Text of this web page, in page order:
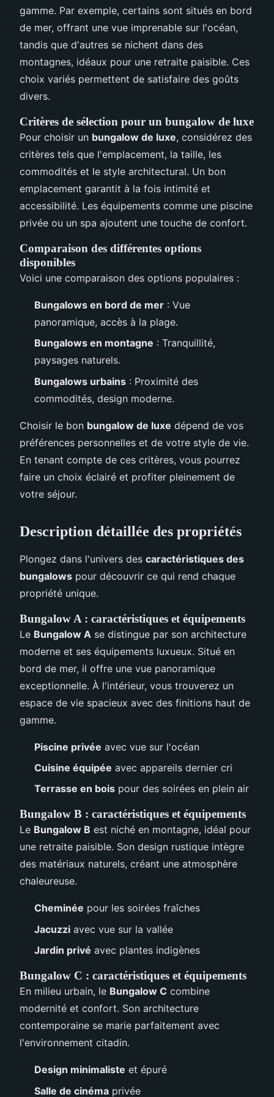
gamme. Par exemple, certains sont situés en bord
de mer, offrant une vue imprenable sur l'océan,
tandis que d'autres se nichent dans des
montagnes, idéaux pour une retraite paisible. Ces
choix variés permettent de satisfaire des goûts
divers.
Critères de sélection pour un bungalow de luxe
Pour choisir un bungalow de luxe, considérez des
critères tels que l'emplacement, la taille, les
commodités et le style architectural. Un bon
emplacement garantit à la fois intimité et
accessibilité. Les équipements comme une piscine
privée ou un spa ajoutent une touche de confort.
Comparaison des différentes options
disponibles
Voici une comparaison des options populaires :
Bungalows en bord de mer : Vue
panoramique, accès à la plage.
Bungalows en montagne : Tranquillité,
paysages naturels.
Bungalows urbains : Proximité des
commodités, design moderne.
Choisir le bon bungalow de luxe dépend de vos
préférences personnelles et de votre style de vie.
En tenant compte de ces critères, vous pourrez
faire un choix éclairé et profiter pleinement de
votre séjour.
Description détaillée des propriétés
Plongez dans l'univers des caractéristiques des
bungalows pour découvrir ce qui rend chaque
propriété unique.
Bungalow A : caractéristiques et équipements
Le Bungalow A se distingue par son architecture
moderne et ses équipements luxueux. Situé en
bord de mer, il offre une vue panoramique
exceptionnelle. À l'intérieur, vous trouverez un
espace de vie spacieux avec des finitions haut de
gamme.
Piscine privée avec vue sur l'océan
Cuisine équipée avec appareils dernier cri
Terrasse en bois pour des soirées en plein air
Bungalow B : caractéristiques et équipements
Le Bungalow B est niché en montagne, idéal pour
une retraite paisible. Son design rustique intègre
des matériaux naturels, créant une atmosphère
chaleureuse.
Cheminée pour les soirées fraîches
Jacuzzi avec vue sur la vallée
Jardin privé avec plantes indigènes
Bungalow C : caractéristiques et équipements
En milieu urbain, le Bungalow C combine
modernité et confort. Son architecture
contemporaine se marie parfaitement avec
l'environnement citadin.
Design minimaliste et épuré
Salle de cinéma privée